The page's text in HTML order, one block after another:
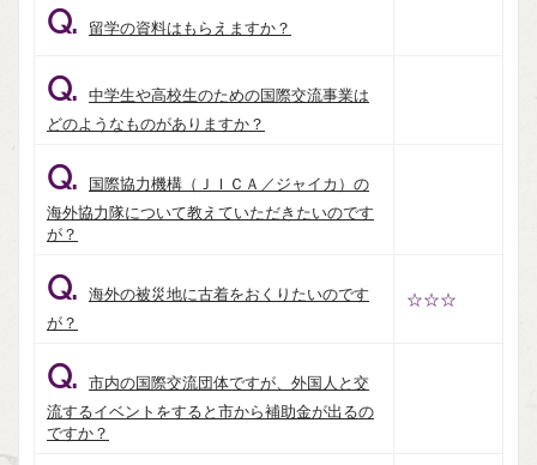
Q. 留学の資料はもらえますか？
Q. 中学生や高校生のための国際交流事業は
どのようなものがありますか？
Q. 国際協力機構（ＪＩＣＡ／ジャイカ）の
海外協力隊について教えていただきたいのです
が？
Q. 海外の被災地に古着をおくりたいのです
が？
☆☆☆
Q. 市内の国際交流団体ですが、外国人と交
流するイベントをすると市から補助金が出るの
ですか？